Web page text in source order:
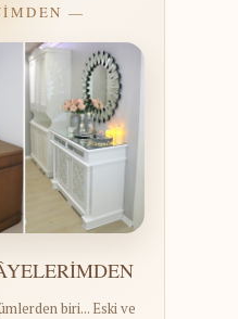
—
biri... Eski ve